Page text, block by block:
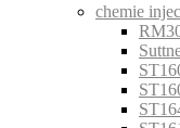
chemie